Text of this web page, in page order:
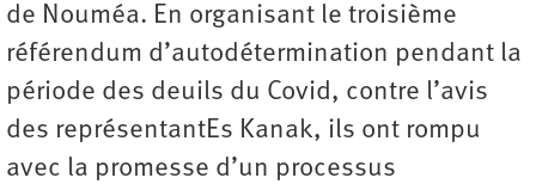
de Nouméa. En organisant le troisième
référendum d’autodétermination pendant la
période des deuils du Covid, contre l’avis
des représentantEs Kanak, ils ont rompu
avec la promesse d’un processus